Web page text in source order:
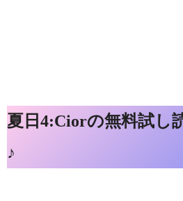
夏日4:Ciorの無料試し
♪